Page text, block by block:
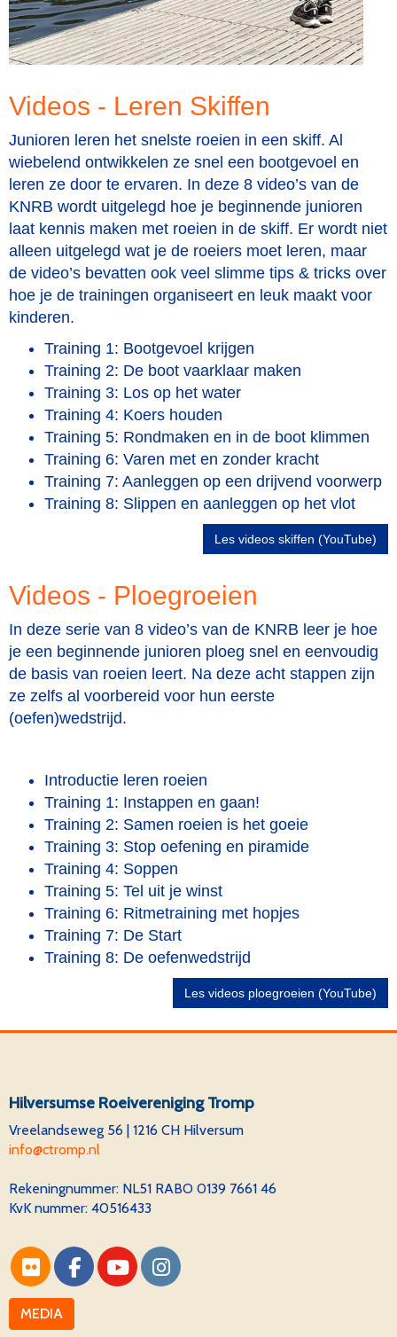
Videos - Leren Skiffen
Junioren leren het snelste roeien in een skiff. Al
wiebelend ontwikkelen ze snel een bootgevoel en
leren ze door te ervaren. In deze 8 video’s van de
KNRB wordt uitgelegd hoe je beginnende junioren
laat kennis maken met roeien in de skiff. Er wordt niet
alleen uitgelegd wat je de roeiers moet leren, maar
de video’s bevatten ook veel slimme tips & tricks over
hoe je de trainingen organiseert en leuk maakt voor
kinderen.
Training 1: Bootgevoel krijgen
Training 2: De boot vaarklaar maken
Training 3: Los op het water
Training 4: Koers houden
Training 5: Rondmaken en in de boot klimmen
Training 6: Varen met en zonder kracht
Training 7: Aanleggen op een drijvend voorwerp
Training 8: Slippen en aanleggen op het vlot
Les videos skiffen (YouTube)
Videos - Ploegroeien
In deze serie van 8 video’s van de KNRB leer je hoe
je een beginnende junioren ploeg snel en eenvoudig
de basis van roeien leert. Na deze acht stappen zijn
ze zelfs al voorbereid voor hun eerste
(oefen)wedstrijd.
Introductie leren roeien
Training 1: Instappen en gaan!
Training 2: Samen roeien is het goeie
Training 3: Stop oefening en piramide
Training 4: Soppen
Training 5: Tel uit je winst
Training 6: Ritmetraining met hopjes
Training 7: De Start
Training 8: De oefenwedstrijd
Les videos ploegroeien (YouTube)
Hilversumse Roeivereniging Tromp
Vreelandseweg 56 | 1216 CH Hilversum
ofni@ctromp.nl
Rekeningnummer: NL51 RABO 0139 7661 46
KvK nummer: 40516433
MEDIA